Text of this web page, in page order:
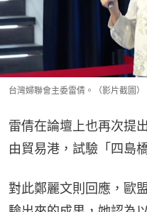
台灣婦聯會主委雷倩。（影片截圖）
雷倩在論壇上也再次提
由貿易港，試驗「四島
對此鄭麗文則回應，歐